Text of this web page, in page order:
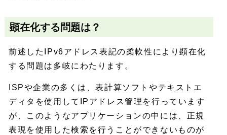
顕在化する問題は？
前述したIPv6アドレス表記の柔軟性により顕在化
する問題は多岐にわたります。
ISPや企業の多くは、表計算ソフトやテキストエ
ディタを使用してIPアドレス管理を行っています
が、このようなアプリケーションの中には、正規
表現を使用した検索を行うことができないものが